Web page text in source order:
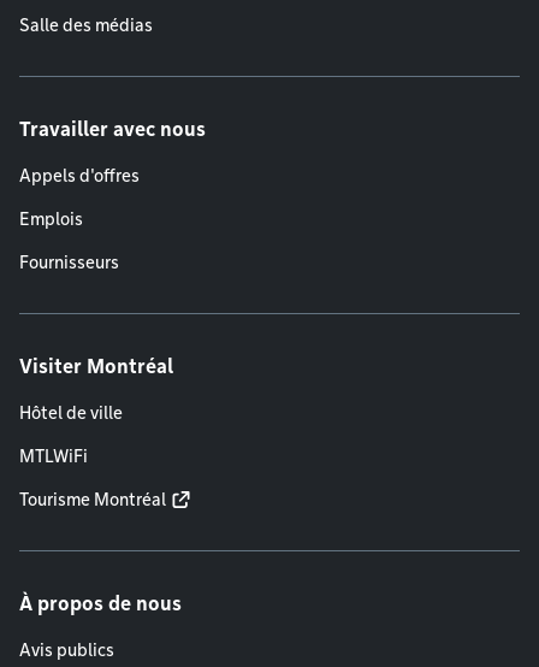
Salle des médias
Travailler avec nous
Appels d'offres
Emplois
Fournisseurs
Visiter Montréal
Hôtel de ville
MTLWiFi
Tourisme Montréal
À propos de nous
Avis publics